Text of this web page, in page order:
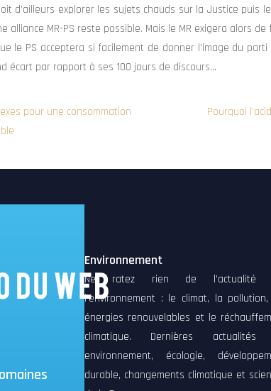
d’ailleurs explorer les sujets chauds sur la Justice puis
alliance MR-PS reste possible. Mais le MR exigera alors
le PS acceptera si facilement de donner l’image du
écart par rapport à ses 100 jours de discours…
pour une consommation
Pourquoi
Environnement
Ne ratez rien de l’actualité
l’environnement : le climat, la
énergies renouvelables et le
climatique. Dernières actualités
environnement, écologie,
durable, changements climatique et